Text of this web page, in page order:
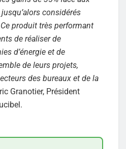
considérés
produit très performant
de réaliser de
d’énergie et de
de leurs projets,
des bureaux et de la
Granotier, Président